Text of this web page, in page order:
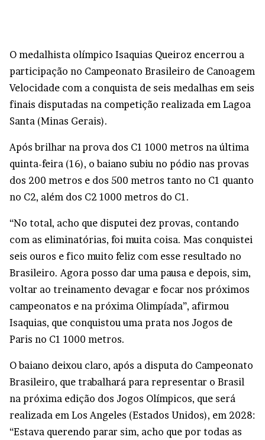
O medalhista olímpico Isaquias Queiroz encerrou a
participação no Campeonato Brasileiro de Canoagem
Velocidade com a conquista de seis medalhas em seis
finais disputadas na competição realizada em Lagoa
Santa (Minas Gerais).
Após brilhar na prova dos C1 1000 metros na última
quinta-feira (16), o baiano subiu no pódio nas provas
dos 200 metros e dos 500 metros tanto no C1 quanto
no C2, além dos C2 1000 metros do C1.
“No total, acho que disputei dez provas, contando
com as eliminatórias, foi muita coisa. Mas conquistei
seis ouros e fico muito feliz com esse resultado no
Brasileiro. Agora posso dar uma pausa e depois, sim,
voltar ao treinamento devagar e focar nos próximos
campeonatos e na próxima Olimpíada”, afirmou
Isaquias, que conquistou uma prata nos Jogos de
Paris no C1 1000 metros.
O baiano deixou claro, após a disputa do Campeonato
Brasileiro, que trabalhará para representar o Brasil
na próxima edição dos Jogos Olímpicos, que será
realizada em Los Angeles (Estados Unidos), em 2028:
“Estava querendo parar sim, acho que por todas as